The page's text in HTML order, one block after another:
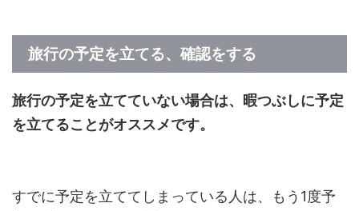
旅行の予定を立てる、確認をする
旅行の予定を立てていない場合は、暇つぶしに予定
を立てることがオススメです。
すでに予定を立ててしまっている人は、もう1度予